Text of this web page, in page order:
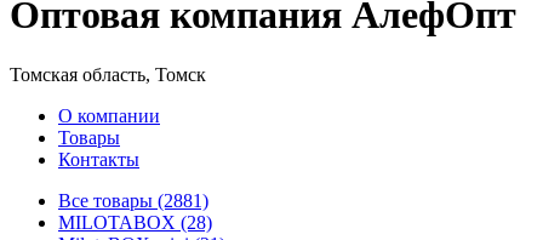
Оптовая компания АлефОпт
Томская область, Томск
О компании
Товары
Контакты
Все товары (2881)
MILOTABOX (28)